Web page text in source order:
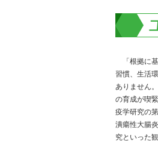
「根拠に
習慣、生活
ありません
の育成が喫
疫学研究の
潰瘍性大腸
究といった